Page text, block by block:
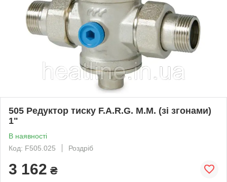
505 Редуктор тиску F.A.R.G. M.M. (зі згонами)
1"
В наявності
Код: F505.025
Роздріб
3 162 ₴